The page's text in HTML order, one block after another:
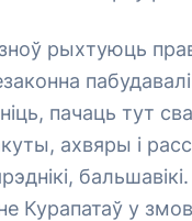
зноў рыхтуюць
пачаць тут
ахвяры і
Курапатаў у